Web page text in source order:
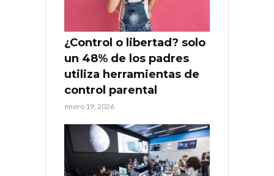
¿Control o libertad? solo
un 48% de los padres
utiliza herramientas de
control parental
enero 19, 2026